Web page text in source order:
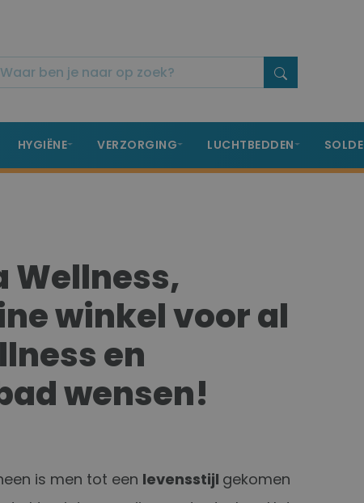
HYGIËNE VERZORGING LUCHTBEDDEN
Wellness,
winkel voor al
en
wensen!
is men tot een levensstijl gekomen